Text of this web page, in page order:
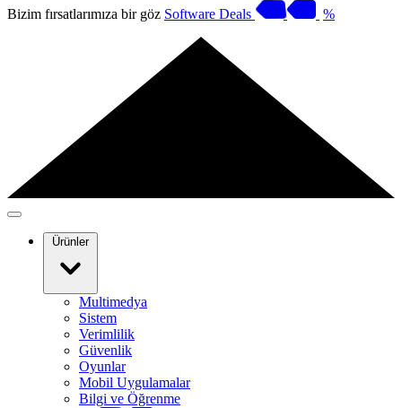
Bizim fırsatlarımıza bir göz Software Deals %
Ürünler
Multimedya
Sistem
Verimlilik
Güvenlik
Oyunlar
Mobil Uygulamalar
Bilgi ve Öğrenme